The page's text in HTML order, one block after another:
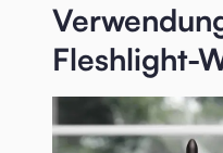
Fleshlight-